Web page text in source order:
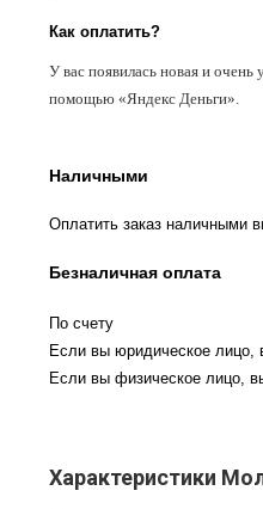
Как оплатить?
У вас появилась новая и
помощью «Яндекс Деньги».
Наличными
Оплатить заказ наличными
Безналичная оплата
По счету
Если вы юридическое лицо,
Если вы физическое лицо,
Характеристики